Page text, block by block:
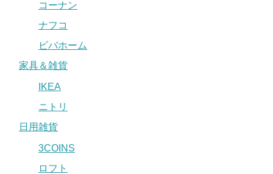
コーナン
ナフコ
ビバホーム
家具＆雑貨
IKEA
ニトリ
日用雑貨
3COINS
ロフト